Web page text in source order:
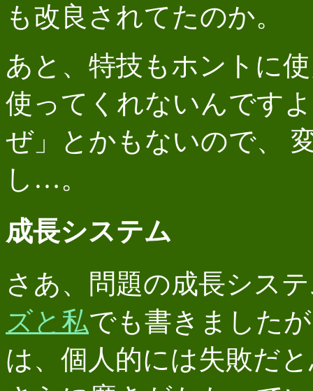
も改良されてたのか。
あと、特技もホントに
使ってくれないんです
ぜ」とかもないので、
し…。
成長システム
さあ、問題の成長シス
ズと私でも書きました
は、個人的には失敗だ